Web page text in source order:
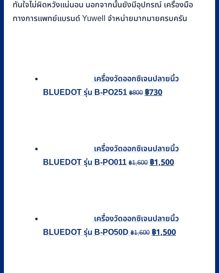
ทันใจไม่ผิดหวังแน่นอน นอกจากนั้นยังมีอุปกรณ์ เครื่องมือ
ทางการแพทย์แบรนด์ Yuwell จำหน่ายมากมายครบครัน
เครื่องวัดออกซิเจนปลายนิ้ว
BLUEDOT รุ่น B-PO251 ฿800 Original
฿730Current
เครื่องวัดออกซิเจนปลายนิ้ว
BLUEDOT รุ่น B-PO011 ฿1,600 Original
฿1,500Current
เครื่องวัดออกซิเจนปลายนิ้ว
BLUEDOT รุ่น B-PO50D ฿1,600 Original
฿1,500Current